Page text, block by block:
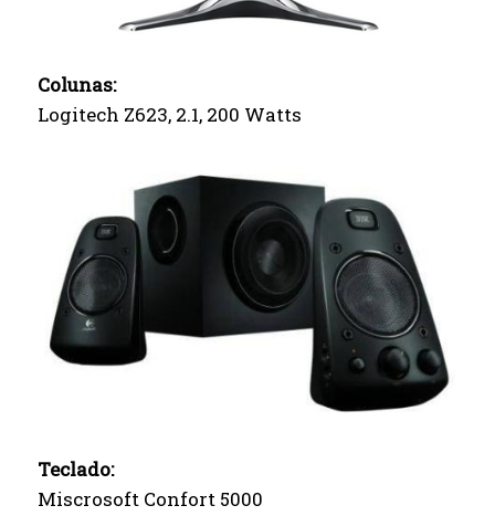
Colunas:
Logitech Z623, 2.1, 200 Watts
Teclado:
Miscrosoft Confort 5000